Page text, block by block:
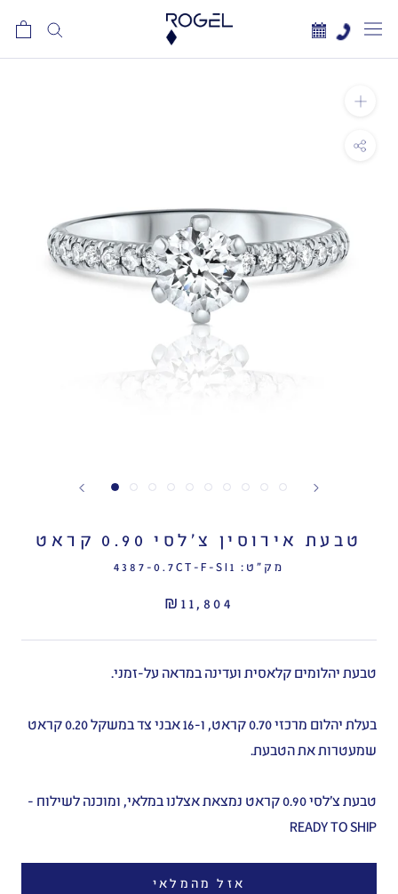
לתוכן
טבעת אירוסין צ׳לסי 0.90 קראט
מק"ט: 4387-0.7CT-F-SI1
₪11,804
טבעת יהלומים קלאסית ועדינה במראה על-זמני.
בעלת יהלום מרכזי 0.70 קראט, ו-16 אבני צד במשקל 0.20 קראט
שמעטרות את הטבעת.
טבעת צ׳לסי 0.90 קראט נמצאת אצלנו במלאי, ומוכנה לשילוח -
READY TO SHIP
אזל מהמלאי